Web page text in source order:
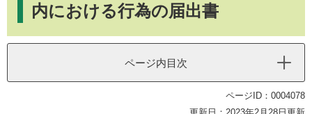
内における行為の届出書
ページ内目次
ページID：0004078
更新日：2023年2月28日更新